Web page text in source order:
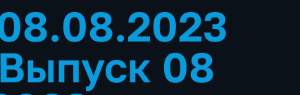
Выпуск 08